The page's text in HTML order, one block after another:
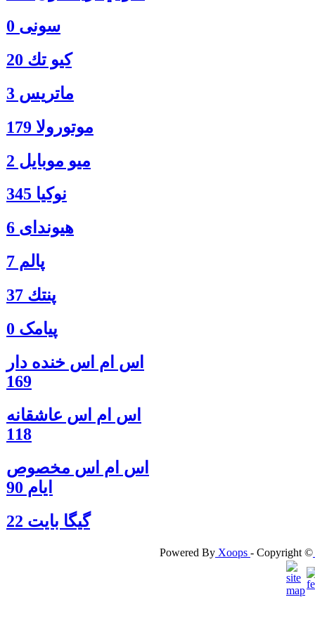
سونی 0
كيو تك 20
ماتريس 3
موتورولا 179
ميو موبايل 2
نوكيا 345
هیوندای 6
پالم 7
پنتك 37
پیامک 0
اس ام اس خنده دار
169
اس ام اس عاشقانه
118
اس ام اس مخصوص
ایام 90
گيگا بايت 22
Powered By Xoops - Copyright ©